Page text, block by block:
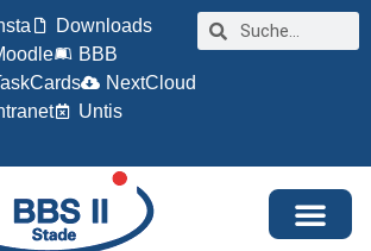
Downloads
BBB
NextCloud
Untis